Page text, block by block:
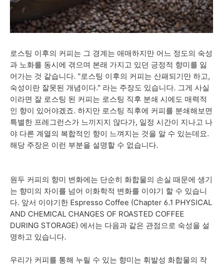
로스팅 이후의 커피는 그 경계는 애매하지만 어느 정도의 숙성
과 노화를 동시에 겪으며 본래 가지고 있던 긍정적 향미를 잃
어가는 것 같습니다. "로스팅 이후의 커피는 산패되기만 하고,
숙성이란 잘못된 개념이다." 라는 주장도 있습니다. 그게 사실
이라면 잘 로스팅 된 커피는 로스팅 직후 분쇄 시에도 매력적
인 향이 있어야겠죠. 하지만 로스팅 직후에 커피를 분쇄해보면
특별한 프레그런스가 느끼지지 않다가, 일정 시간이 지나고 나
야 다른 계열의 복합적인 향이 느껴지는 것을 알 수 있는데요.
해당 주장은 이런 부분을 설명할 수 없습니다.
원두 커피의 향미 변화에는 단순히 화합물의 손실 때문에 생기
는 향미의 차이를 넘어 이화학적 변화를 이야기 할 수 있습니
다. 앞서 이야기한 Espresso Coffee (Chapter 6.1 PHYSICAL
AND CHEMICAL CHANGES OF ROASTED COFFEE
DURING STORAGE) 에서는 다음과 같은 관점으로 숙성을 설
명하고 있습니다.
우리가 커피를 통해 누릴 수 있는 향미는 휘발성 화합물의 작